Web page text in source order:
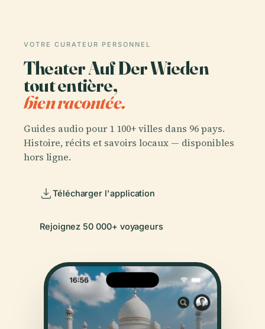
VOTRE CURATEUR PERSONNEL
Theater Auf Der Wieden
tout entière,
bien racontée.
Guides audio pour 1 100+ villes dans 96 pays.
Histoire, récits et savoirs locaux — disponibles
hors ligne.
Télécharger l'application
Rejoignez 50 000+ voyageurs